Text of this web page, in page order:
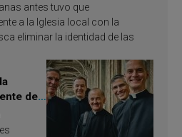
antes tuvo que
a la Iglesia local con la
eliminar la identidad de las
de